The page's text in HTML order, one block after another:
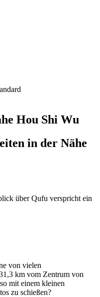
Hou Shi Wu
in der Nähe
über Qufu verspricht ein
von vielen
km vom Zentrum von
mit einem kleinen
zu schießen?